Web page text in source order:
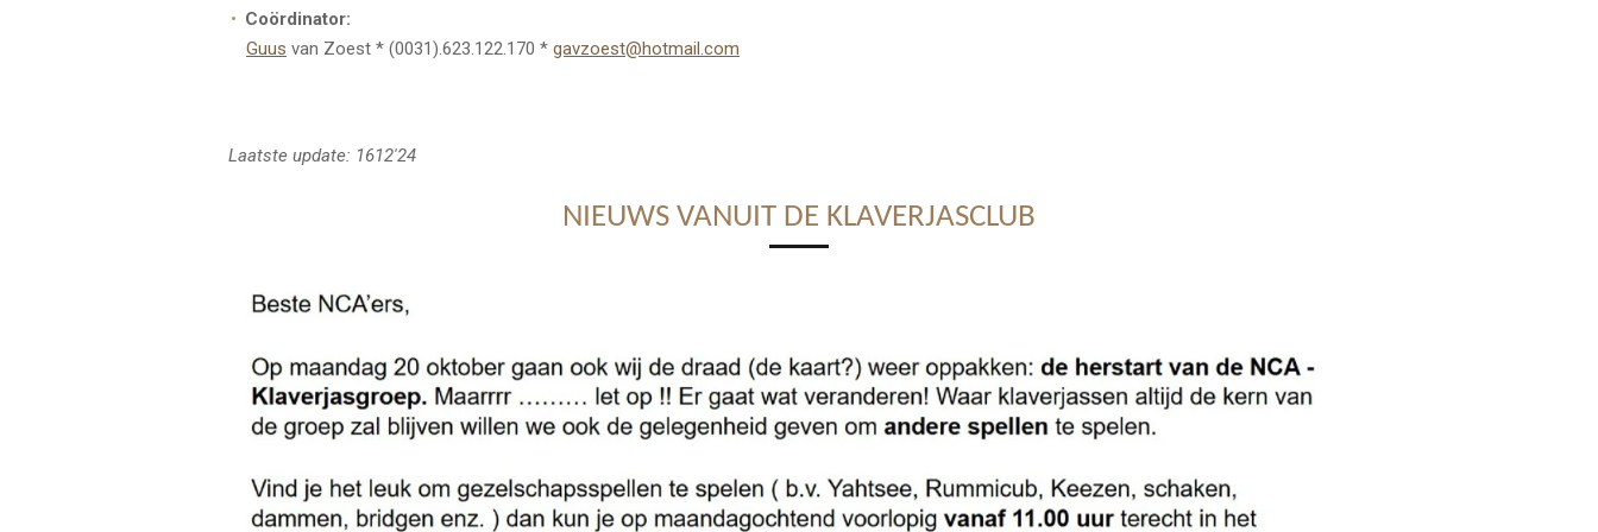
Coördinator:
Guus van Zoest * (0031).623.122.170 * gavzoest@hotmail.com
Laatste update: 1612'24
NIEUWS VANUIT DE KLAVERJASCLUB